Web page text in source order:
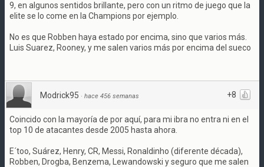
9, en algunos sentidos brillante, pero con un ritmo de juego que la
elite se lo come en la Champions por ejemplo.
No es que Robben haya estado por encima, sino que varios más.
Luis Suarez, Rooney, y me salen varios más por encima del sueco
+8
Modrick95 · hace 456 semanas
Coincido con la mayoría de por aquí, para mi ibra no entra ni en el
top 10 de atacantes desde 2005 hasta ahora.
E´too, Suárez, Henry, CR, Messi, Ronaldinho (diferente década),
Robben, Drogba, Benzema, Lewandowski y seguro que me salen